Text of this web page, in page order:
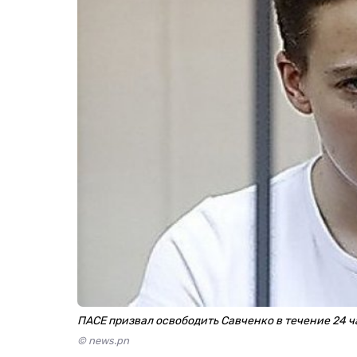
ПАСЕ призвал освободить Савченко в течение 24
© news.pn